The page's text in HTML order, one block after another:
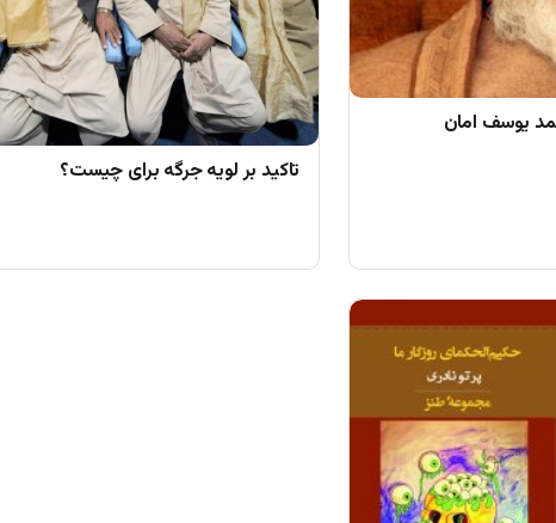
یوسف امان
تاکید بر لویه جرگه برای چیست؟